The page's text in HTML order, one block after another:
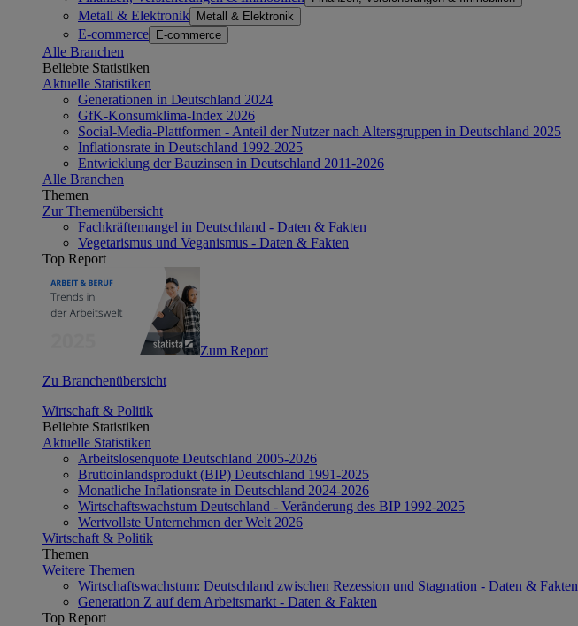
Metall & Elektronik Metall & Elektronik
E-commerce E-commerce
Alle Branchen
Beliebte Statistiken
Aktuelle Statistiken
Generationen in Deutschland 2024
GfK-Konsumklima-Index 2026
Social-Media-Plattformen - Anteil der Nutzer nach Altersgruppen in Deutschland 2025
Inflationsrate in Deutschland 1992-2025
Entwicklung der Bauzinsen in Deutschland 2011-2026
Alle Branchen
Themen
Zur Themenübersicht
Fachkräftemangel in Deutschland - Daten & Fakten
Vegetarismus und Veganismus - Daten & Fakten
Top Report
Zum Report
Zu Branchenübersicht
Wirtschaft & Politik
Beliebte Statistiken
Aktuelle Statistiken
Arbeitslosenquote Deutschland 2005-2026
Bruttoinlandsprodukt (BIP) Deutschland 1991-2025
Monatliche Inflationsrate in Deutschland 2024-2026
Wirtschaftswachstum Deutschland - Veränderung des BIP 1992-2025
Wertvollste Unternehmen der Welt 2026
Wirtschaft & Politik
Themen
Weitere Themen
Wirtschaftswachstum: Deutschland zwischen Rezession und Stagnation - Daten & Fakten
Generation Z auf dem Arbeitsmarkt - Daten & Fakten
Top Report